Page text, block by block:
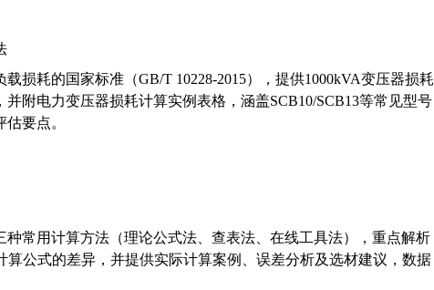
损耗的国家标准（GB/T 10228-2015），提供1000kVA变压器损耗
附电力变压器损耗计算实例表格，涵盖SCB10/SCB13等常见型号
要点。
常用计算方法（理论公式法、查表法、在线工具法），重点解析
算公式的差异，并提供实际计算案例、误差分析及选材建议，数据